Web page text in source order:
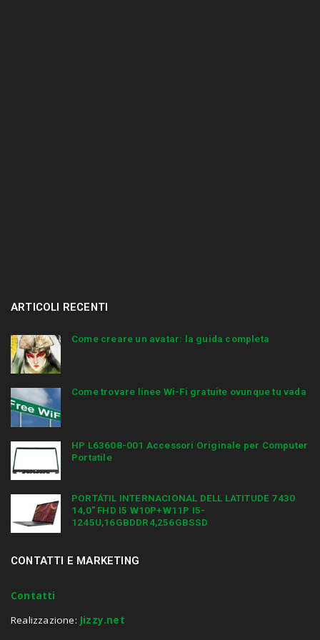
ARTICOLI RECENTI
Come creare un avatar: la guida completa
Come trovare linee Wi-Fi gratuite ovunque tu vada
HP L63608-001 Accessori Originale per Computer
Portatile
PORTÁTIL INTERNACIONAL DELL LATITUDE 7430
14,0″ FHD I5 W10P+W11P I5-
1245U,16GBDDR4,256GBSSD
CONTATTI E MARKETING
Contatti
Realizzazione: Jizzy.net